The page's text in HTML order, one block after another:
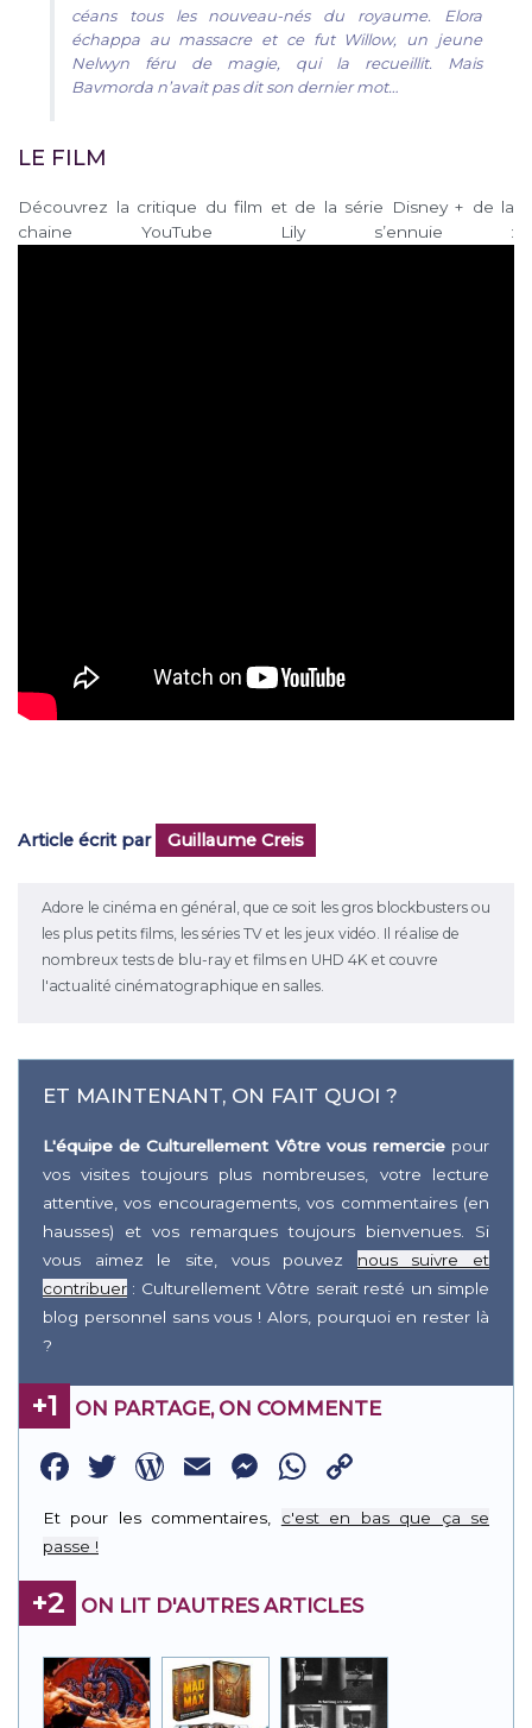
céans tous les nouveau-nés du royaume. Elora
échappa au massacre et ce fut Willow, un jeune
Nelwyn féru de magie, qui la recueillit. Mais
Bavmorda n’avait pas dit son dernier mot…
LE FILM
Découvrez la critique du film et de la série Disney + de la
chaine YouTube Lily s’ennuie :
Article écrit par Guillaume Creis
Adore le cinéma en général, que ce soit les gros blockbusters ou
les plus petits films, les séries TV et les jeux vidéo. Il réalise de
nombreux tests de blu-ray et films en UHD 4K et couvre
l'actualité cinématographique en salles.
ET MAINTENANT, ON FAIT QUOI ?
L'équipe de Culturellement Vôtre vous remerciepour
vos visites toujours plus nombreuses, votre lecture
attentive, vos encouragements, vos commentaires (en
hausses) et vos remarques toujours bienvenues. Si
vous aimez le site, vous pouvez nous suivre et
contribuer : Culturellement Vôtre serait resté un simple
blog personnel sans vous ! Alors, pourquoi en rester là
?
+1 ON PARTAGE, ON COMMENTE
Facebook
Twitter
WordPress
EmailMessenger
WhatsApp
Link
Et pour les commentaires, c'est en bas que ça se
passe !
+2 ON LIT D'AUTRES ARTICLES